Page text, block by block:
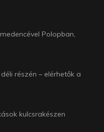
Polopban,
részén – elérhetők a
kulcsrakészen